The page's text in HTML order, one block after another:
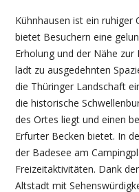
Kühnhausen ist ein
bietet Besuchern eine
Erholung und der Nähe
lädt zu ausgedehnten
die Thüringer Landschaft
die historische
des Ortes liegt und einen
Erfurter Becken bietet. In
der Badesee am
Freizeitaktivitäten. Dank
Altstadt mit